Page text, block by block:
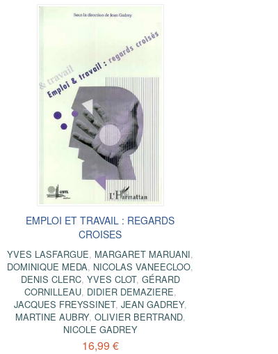
EMPLOI ET TRAVAIL : REGARDS
CROISES
YVES LASFARGUE, MARGARET MARUANI,
DOMINIQUE MEDA, NICOLAS VANEECLOO,
DENIS CLERC, YVES CLOT, GÉRARD
CORNILLEAU, DIDIER DEMAZIERE,
JACQUES FREYSSINET, JEAN GADREY,
MARTINE AUBRY, OLIVIER BERTRAND,
NICOLE GADREY
16,99 €